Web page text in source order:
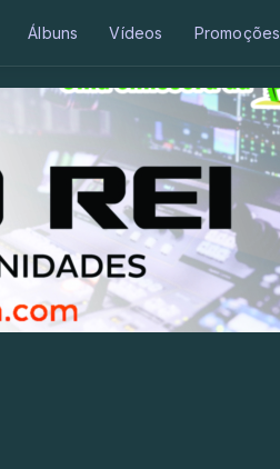
Álbuns Vídeos Promoções